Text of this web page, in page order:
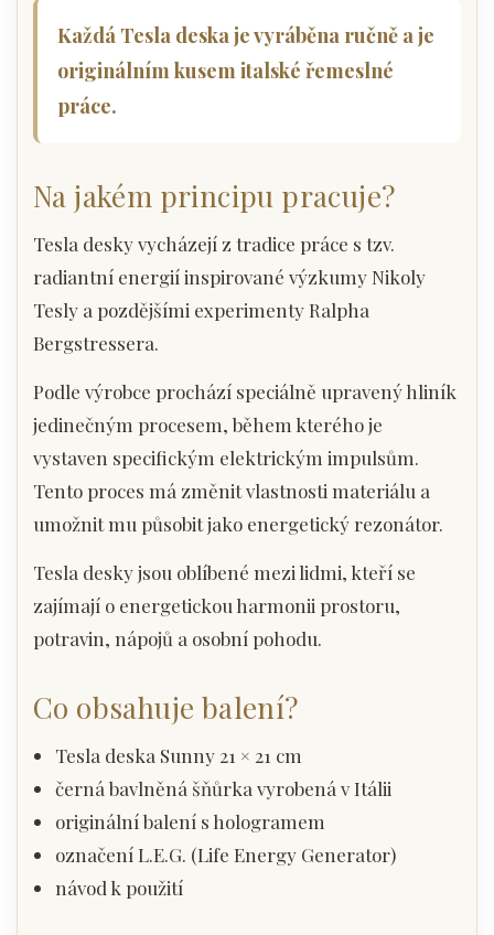
Každá Tesla deska je vyráběna ručně a je
originálním kusem italské řemeslné
práce.
Na jakém principu pracuje?
Tesla desky vycházejí z tradice práce s tzv.
radiantní energií inspirované výzkumy Nikoly
Tesly a pozdějšími experimenty Ralpha
Bergstressera.
Podle výrobce prochází speciálně upravený hliník
jedinečným procesem, během kterého je
vystaven specifickým elektrickým impulsům.
Tento proces má změnit vlastnosti materiálu a
umožnit mu působit jako energetický rezonátor.
Tesla desky jsou oblíbené mezi lidmi, kteří se
zajímají o energetickou harmonii prostoru,
potravin, nápojů a osobní pohodu.
Co obsahuje balení?
Tesla deska Sunny 21 × 21 cm
černá bavlněná šňůrka vyrobená v Itálii
originální balení s hologramem
označení L.E.G. (Life Energy Generator)
návod k použití